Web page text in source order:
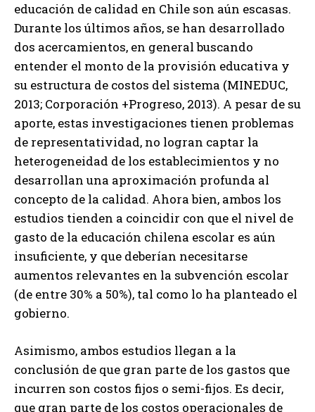
educación de calidad en Chile son aún escasas.
Durante los últimos años, se han desarrollado
dos acercamientos, en general buscando
entender el monto de la provisión educativa y
su estructura de costos del sistema (MINEDUC,
2013; Corporación +Progreso, 2013). A pesar de su
aporte, estas investigaciones tienen problemas
de representatividad, no logran captar la
heterogeneidad de los establecimientos y no
desarrollan una aproximación profunda al
concepto de la calidad. Ahora bien, ambos los
estudios tienden a coincidir con que el nivel de
gasto de la educación chilena escolar es aún
insuficiente, y que deberían necesitarse
aumentos relevantes en la subvención escolar
(de entre 30% a 50%), tal como lo ha planteado el
gobierno.
Asimismo, ambos estudios llegan a la
conclusión de que gran parte de los gastos que
incurren son costos fijos o semi-fijos. Es decir,
que gran parte de los costos operacionales de